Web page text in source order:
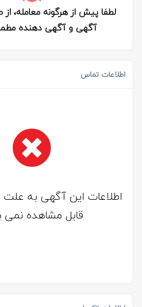
لطفا پیش از هرگونه معامله،
آگهی و آگهی دهنده
اطلاعات تماس
اطلاعات این آگهی به
قابل مشاهده نمی